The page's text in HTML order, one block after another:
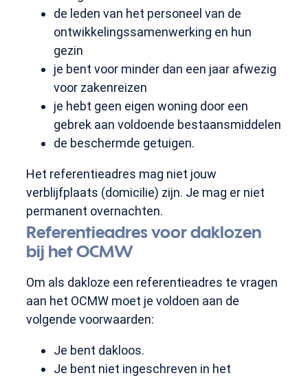
de leden van het personeel van de
ontwikkelingssamenwerking en hun
gezin
je bent voor minder dan een jaar afwezig
voor zakenreizen
je hebt geen eigen woning door een
gebrek aan voldoende bestaansmiddelen
de beschermde getuigen.
Het referentieadres mag niet jouw
verblijfplaats (domicilie) zijn. Je mag er niet
permanent overnachten.
Referentieadres voor daklozen
bij het OCMW
Om als dakloze een referentieadres te vragen
aan het OCMW moet je voldoen aan de
volgende voorwaarden:
Je bent dakloos.
Je bent niet ingeschreven in het